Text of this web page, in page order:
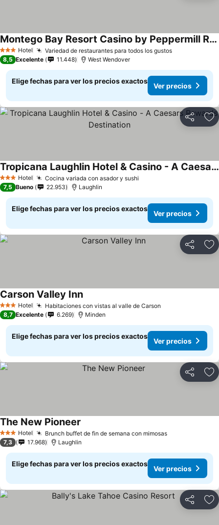
3 Estrellas
Hotel Variedad de restaurantes para todos los gustos
Montego Bay Resort Casino by Peppermill Resorts
8,5 Excelente 11.448 West Wendover
Elige fechas para ver los precios exactos
Ver precios
Compartir
3 Estrellas
Hotel Cocina variada con asador y sushi
Tropicana Laughlin Hotel & Casino - A Caesars Rewards Destination
7,5 Bueno 22.953 Laughlin
Elige fechas para ver los precios exactos
Ver precios
Compartir
3 Estrellas
Hotel Habitaciones con vistas al valle de Carson
Carson Valley Inn
8,7 Excelente 6.269 Minden
Elige fechas para ver los precios exactos
Ver precios
Compartir
3 Estrellas
Hotel Brunch buffet de fin de semana con mimosas
The New Pioneer
7,3 17.968 Laughlin
Elige fechas para ver los precios exactos
Ver precios
Compartir